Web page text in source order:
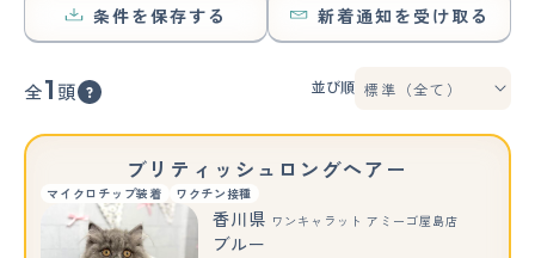
条件を保存する 新着通知を受け取る
全1 頭 並び順
ブリティッシュロングヘアー
マイクロチップ装着 ワクチン接種
香川県 ワンキャラット アミーゴ屋島店
ブルー